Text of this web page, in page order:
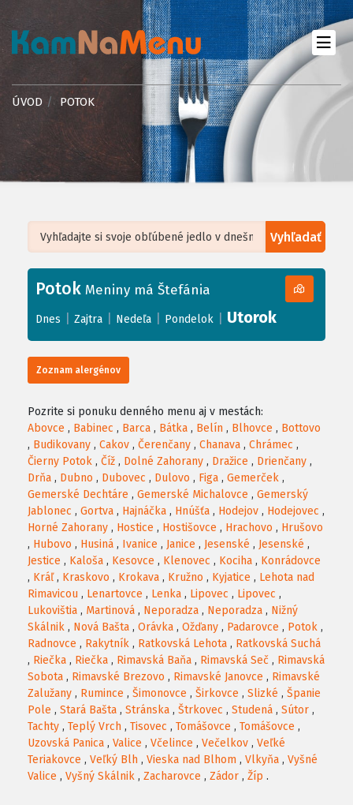
ÚVOD POTOK
Vyhľadať
+
−
Leaflet| ©OpenStreetMap, Tiles courtesy ofHumanitarian OpenStreetMap
Potok Meniny má Štefánia
Dnes Zajtra Nedeľa Pondelok Utorok
Zoznam alergénov
Pozrite si ponuku denného menu aj v mestách:
Abovce , Babinec , Barca , Bátka , Belín , Blhovce , Bottovo
, Budikovany , Cakov , Čerenčany , Chanava , Chrámec ,
Čierny Potok , Číž , Dolné Zahorany , Dražice , Drienčany ,
Drňa , Dubno , Dubovec , Dulovo , Figa , Gemerček ,
Gemerské Dechtáre , Gemerské Michalovce , Gemerský
Jablonec , Gortva , Hajnáčka , Hnúšťa , Hodejov , Hodejovec ,
Horné Zahorany , Hostice , Hostišovce , Hrachovo , Hrušovo
, Hubovo , Husiná , Ivanice , Janice , Jesenské , Jesenské ,
Jestice , Kaloša , Kesovce , Klenovec , Kociha , Konrádovce
, Kráľ, Kraskovo , Krokava , Kružno , Kyjatice , Lehota nad
Rimavicou , Lenartovce , Lenka , Lipovec , Lipovec ,
Lukovištia , Martinová , Neporadza , Neporadza , Nižný
Skálnik , Nová Bašta , Orávka , Ožďany , Padarovce , Potok ,
Radnovce , Rakytník , Ratkovská Lehota , Ratkovská Suchá
, Riečka , Riečka , Rimavská Baňa , Rimavská Seč , Rimavská
Sobota , Rimavské Brezovo , Rimavské Janovce , Rimavské
Zalužany , Rumince , Šimonovce , Širkovce , Slizké , Španie
Pole , Stará Bašta , Stránska , Štrkovec , Studená , Sútor ,
Tachty , Teplý Vrch , Tisovec , Tomášovce , Tomášovce ,
Uzovská Panica , Valice , Včelince , Večelkov , Veľké
Teriakovce , Veľký Blh , Vieska nad Blhom , Vlkyňa , Vyšné
Valice , Vyšný Skálnik , Zacharovce , Zádor , Žíp .